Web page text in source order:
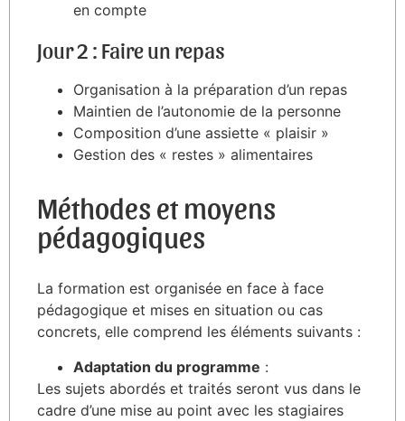
en compte
Jour 2 : Faire un repas
Organisation à la préparation d’un repas
Maintien de l’autonomie de la personne
Composition d’une assiette « plaisir »
Gestion des « restes » alimentaires
Méthodes et moyens
pédagogiques
La formation est organisée en face à face
pédagogique et mises en situation ou cas
concrets, elle comprend les éléments suivants :
Adaptation du programme :
Les sujets abordés et traités seront vus dans le
cadre d’une mise au point avec les stagiaires